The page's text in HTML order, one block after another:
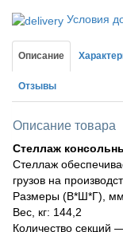
Условия
Описание
Отзывы
Описание товара
Стеллаж
Стеллаж
грузов на
Размеры (В*Ш*Г),
Вес, кг: 144,2
Количество секций